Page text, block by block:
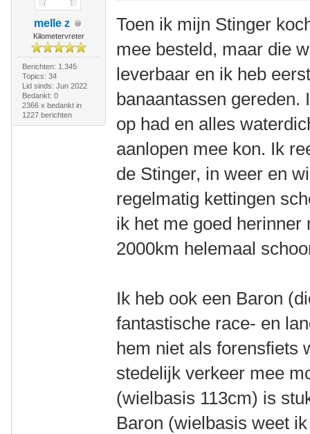
melle z
Kilometervreter
Berichten: 1.345
Topics: 34
Lid sinds: Jun 2022
Bedankt: 0
2366 x bedankt in
1227 berichten
Toen ik mijn Stinger
mee besteld, maar die
leverbaar en ik heb
banaantassen gereden.
op had en alles
aanlopen mee kon. Ik
de Stinger, in weer en
regelmatig kettingen
ik het me goed
2000km helemaal
Ik heb ook een Baron
fantastische race- en
hem niet als forensfiets
stedelijk verkeer mee
(wielbasis 113cm) is
Baron (wielbasis weet